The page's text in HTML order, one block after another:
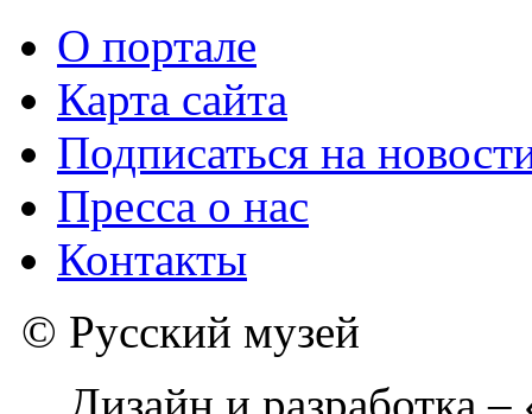
О портале
Карта сайта
Подписаться на
Пресса о нас
Контакты
© Русский музей
Дизайн и разработка